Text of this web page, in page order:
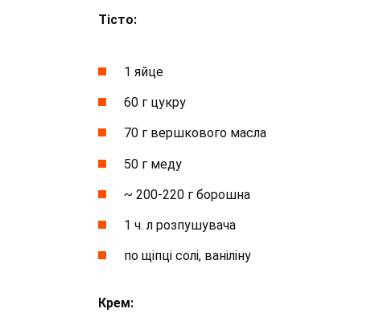
Тісто:
1 яйце
60 г цукру
70 г вершкового масла
50 г меду
~ 200-220 г борошна
1 ч. л розпушувача
по щіпці солі, ваніліну
Крем: